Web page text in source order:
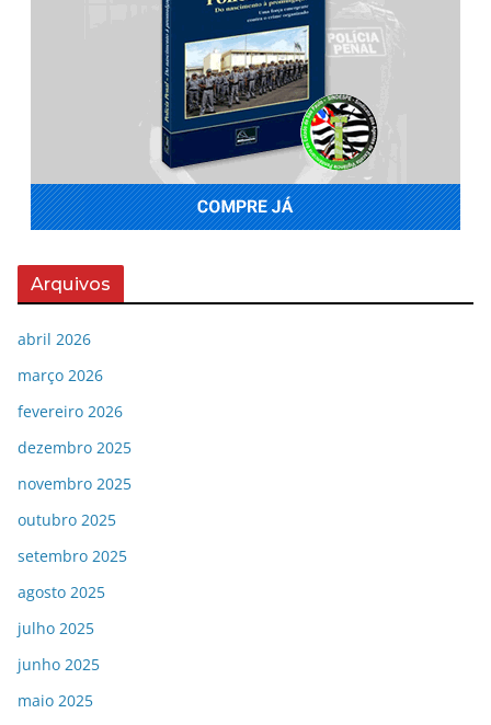
Arquivos
abril 2026
março 2026
fevereiro 2026
dezembro 2025
novembro 2025
outubro 2025
setembro 2025
agosto 2025
julho 2025
junho 2025
maio 2025